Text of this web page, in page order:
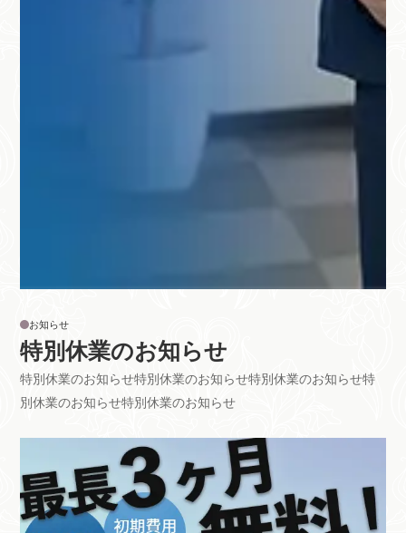
特別休業のお知らせ
特別休業のお知らせ特別休業のお知らせ特別休業のお知らせ特
別休業のお知らせ特別休業のお知らせ
お知らせ